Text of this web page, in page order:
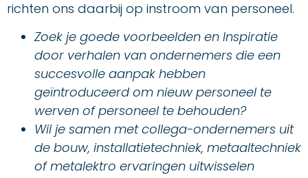
richten ons daarbij op instroom van personeel.
Zoek je goede voorbeelden en Inspiratie
door verhalen van ondernemers die een
succesvolle aanpak hebben
geïntroduceerd om nieuw personeel te
werven of personeel te behouden?
Wil je samen met collega-ondernemers uit
de bouw, installatietechniek, metaaltechniek
of metalektro ervaringen uitwisselen